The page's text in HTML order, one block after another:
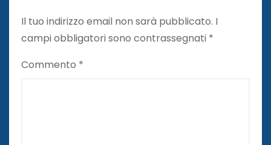
Il tuo indirizzo email non sarà pubblicato. I
campi obbligatori sono contrassegnati *
Commento *